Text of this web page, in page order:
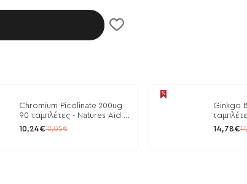
Chromium Picolinate 200ug
90 ταμπλέτες - Natures Aid /
Ρύθμιση Γλυκόζης
10,24€12,05€
Ginkgo
14,78€